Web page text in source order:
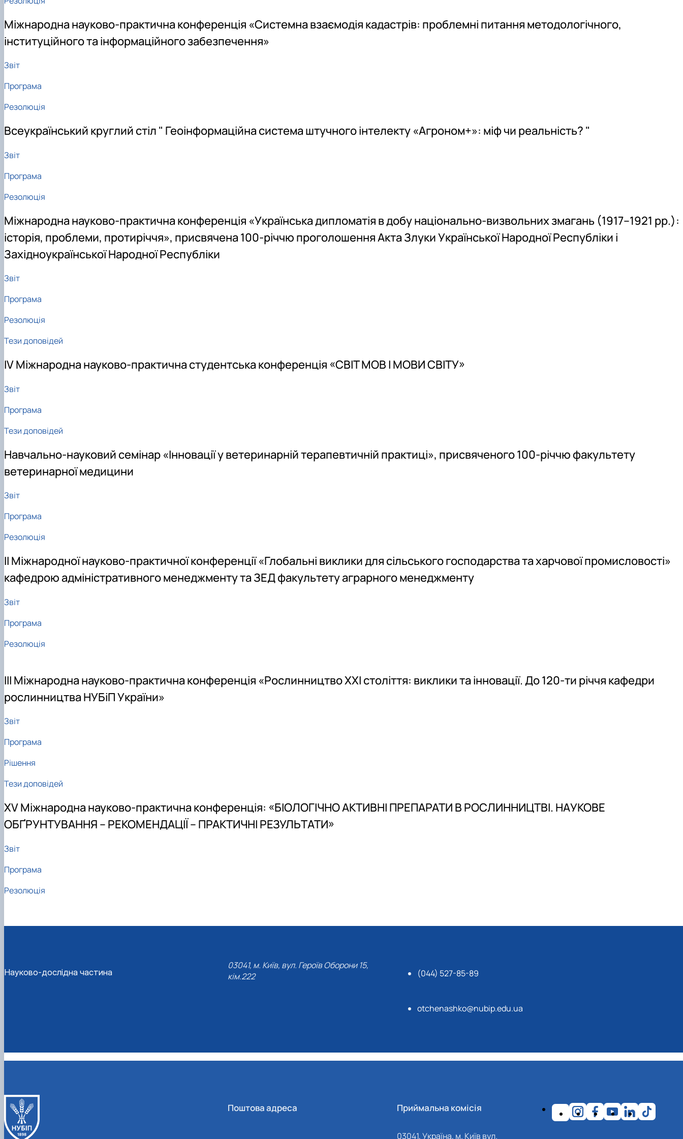
Міжнародна науково-практична конференція «Системна взаємодія кадастрів: проблемні питання методологічного,
інституційного та інформаційного забезпечення»
Звіт
Програма
Резолюція
Всеукраїнський круглий стіл " Геоінформаційна система штучного інтелекту «Агроном+»: міф чи реальність? "
Звіт
Програма
Резолюція
Міжнародна науково-практична конференція «Українська дипломатія в добу національно-визвольних змагань (1917–1921 рр.):
історія, проблеми, протиріччя», присвячена 100-річчю проголошення Акта Злуки Української Народної Республіки і
Західноукраїнської Народної Республіки
Звіт
Програма
Резолюція
Тези доповідей
ІV Міжнародна науково-практична студентська конференція «СВІТ МОВ І МОВИ СВІТУ»
Звіт
Програма
Тези доповідей
Навчально-науковий семінар «Інновації у ветеринарній терапевтичній практиці», присвяченого 100-річчю факультету
ветеринарної медицини
Звіт
Програма
Резолюція
ІІ Міжнародної науково-практичної конференції «Глобальні виклики для сільського господарства та харчової промисловості»
кафедрою адміністративного менеджменту та ЗЕД факультету аграрного менеджменту
Звіт
Програма
Резолюція
ІІІ Міжнародна науково-практична конференція «Рослинництво XXI століття: виклики та інновації. До 120-ти річчя кафедри
рослинництва НУБіП України»
Звіт
Програма
Рішення
Тези доповідей
XV Міжнародна науково-практична конференція: «БІОЛОГІЧНО АКТИВНІ ПРЕПАРАТИ В РОСЛИННИЦТВІ. НАУКОВЕ
ОБҐРУНТУВАННЯ – РЕКОМЕНДАЦІЇ – ПРАКТИЧНІ РЕЗУЛЬТАТИ»
Звіт
Програма
Резолюція
Науково-дослідна частина
03041, м. Київ, вул. Героїв Оборони 15,
кім.222
(044) 527-85-89
otchenashko@nubip.edu.ua
Поштова адреса Приймальна комісія
03041, Україна, м. Київ вул.